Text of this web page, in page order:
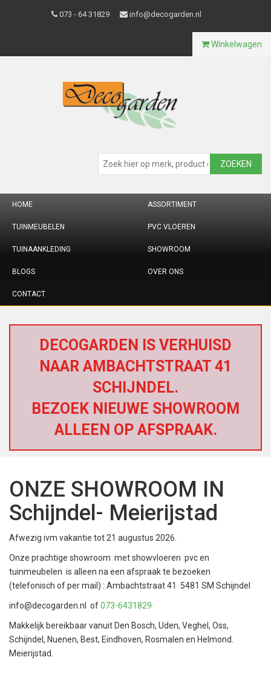
073 - 64 31829 info@decogarden.nl
Winkelwagen
ZOEKEN
HOME ASSORTIMENT
TUINMEUBELEN PVC VLOEREN
TUINAANKLEDING SHOWROOM
BLOGS OVER ONS
CONTACT
DECOGARDEN IS VERHUISD
NAAR AMBACHTSTRAAT 41
SCHIJNDEL.
BEZOEK NIEUWE SHOWROOM
ALLEEN OP AFSPRAAK.
ONZE SHOWROOM IN
Schijndel- Meierijstad
Afwezig ivm vakantie tot 21 augustus 2026.
Onze prachtige showroom met showvloeren pvc en
tuinmeubelen is alleen na een afspraak te bezoeken
(telefonisch of per mail) : Ambachtstraat 41 5481 SM Schijndel
info@decogarden.nl of073-6431829
Makkelijk bereikbaar vanuit Den Bosch, Uden, Veghel, Oss,
Schijndel, Nuenen, Best, Eindhoven, Rosmalen en Helmond.
Meierijstad.